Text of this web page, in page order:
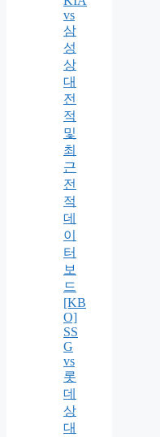
vs
삼
성
상
대
전
적
및
최
근
전
적
데
이
터
보
드
[KB
O]
SS
G
vs
롯
데
상
대